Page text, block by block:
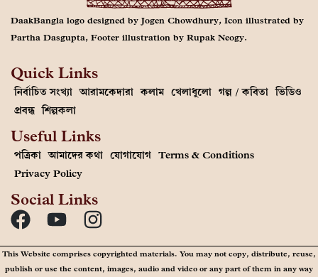
DaakBangla logo designed by Jogen Chowdhury, Icon illustrated by
Partha Dasgupta, Footer illustration by Rupak Neogy.
Quick Links
নির্বাচিত সংখ্যা আরামকেদারা কলাম খেলাধুলো গল্প / কবিতা ভিডিও
প্রবন্ধ শিল্পকলা
Useful Links
পত্রিকা আমাদের কথা যোগাযোগ Terms & Conditions
Privacy Policy
Social Links
This Website comprises copyrighted materials. You may not copy, distribute, reuse,
publish or use the content, images, audio and video or any part of them in any way